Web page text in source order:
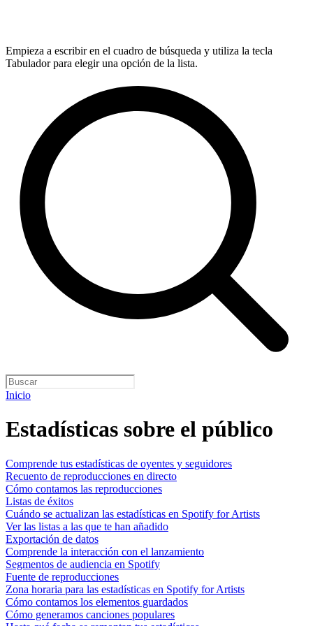
Empieza a escribir en el cuadro de búsqueda y utiliza la tecla
Tabulador para elegir una opción de la lista.
Inicio
Estadísticas sobre el público
Comprende tus estadísticas de oyentes y seguidores
Recuento de reproducciones en directo
Cómo contamos las reproducciones
Listas de éxitos
Cuándo se actualizan las estadísticas en Spotify for Artists
Ver las listas a las que te han añadido
Exportación de datos
Comprende la interacción con el lanzamiento
Segmentos de audiencia en Spotify
Fuente de reproducciones
Zona horaria para las estadísticas en Spotify for Artists
Cómo contamos los elementos guardados
Cómo generamos canciones populares